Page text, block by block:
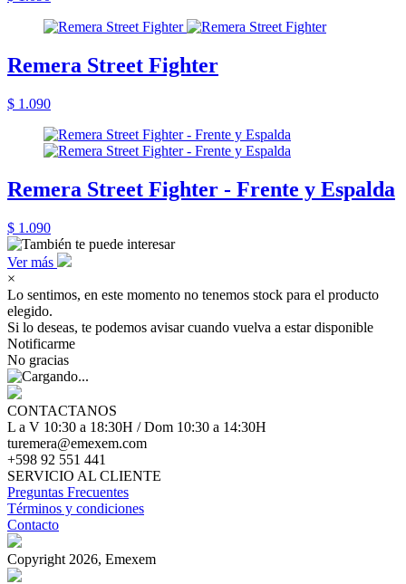
Remera Street Fighter
$ 1.090
Remera Street Fighter - Frente y Espalda
$ 1.090
Ver más
×
Lo sentimos, en este momento no tenemos stock para el producto
elegido.
Si lo deseas, te podemos avisar cuando vuelva a estar disponible
Notificarme
No gracias
CONTACTANOS
L a V 10:30 a 18:30H / Dom 10:30 a 14:30H
turemera@emexem.com
+598 92 551 441
SERVICIO AL CLIENTE
Preguntas Frecuentes
Términos y condiciones
Contacto
Copyright 2026, Emexem